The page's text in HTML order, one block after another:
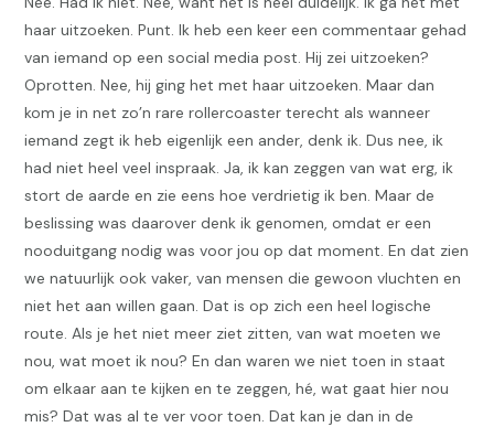
haar uitzoeken. Punt. Ik heb een keer een commentaar gehad
van iemand op een social media post. Hij zei uitzoeken?
Oprotten. Nee, hij ging het met haar uitzoeken. Maar dan
kom je in net zo’n rare rollercoaster terecht als wanneer
iemand zegt ik heb eigenlijk een ander, denk ik. Dus nee, ik
had niet heel veel inspraak. Ja, ik kan zeggen van wat erg, ik
stort de aarde en zie eens hoe verdrietig ik ben. Maar de
beslissing was daarover denk ik genomen, omdat er een
nooduitgang nodig was voor jou op dat moment. En dat zien
we natuurlijk ook vaker, van mensen die gewoon vluchten en
niet het aan willen gaan. Dat is op zich een heel logische
route. Als je het niet meer ziet zitten, van wat moeten we
nou, wat moet ik nou? En dan waren we niet toen in staat
om elkaar aan te kijken en te zeggen, hé, wat gaat hier nou
mis? Dat was al te ver voor toen. Dat kan je dan in de